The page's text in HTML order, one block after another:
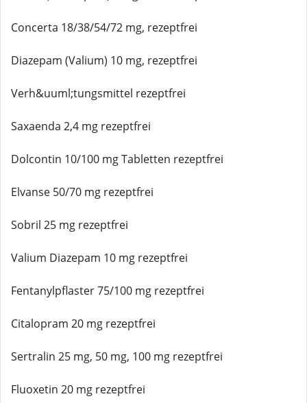
Concerta 18/38/54/72 mg, rezeptfrei
Diazepam (Valium) 10 mg, rezeptfrei
Verh&uuml;tungsmittel rezeptfrei
Saxaenda 2,4 mg rezeptfrei
Dolcontin 10/100 mg Tabletten rezeptfrei
Elvanse 50/70 mg rezeptfrei
Sobril 25 mg rezeptfrei
Valium Diazepam 10 mg rezeptfrei
Fentanylpflaster 75/100 mg rezeptfrei
Citalopram 20 mg rezeptfrei
Sertralin 25 mg, 50 mg, 100 mg rezeptfrei
Fluoxetin 20 mg rezeptfrei